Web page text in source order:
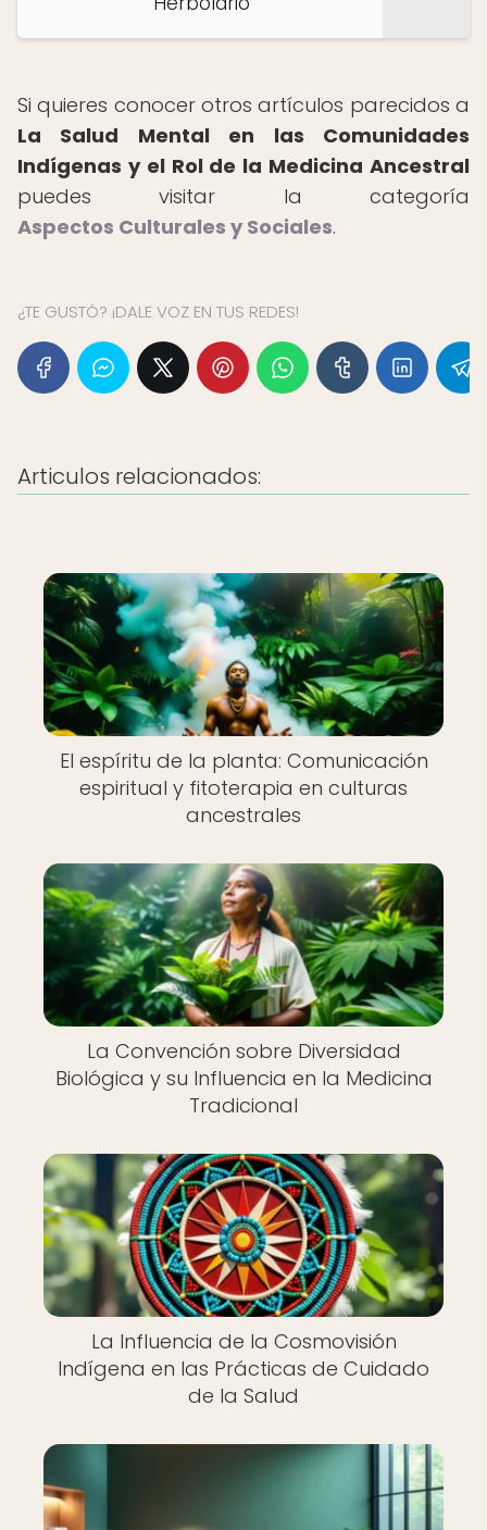
Si quieres conocer otros artículos parecidos a
La Salud Mental en las Comunidades
Indígenas y el Rol de la Medicina Ancestral
puedes visitar la categoría
Aspectos Culturales y Sociales.
¿TE GUSTÓ? ¡DALE VOZ EN TUS REDES!
Articulos relacionados:
El espíritu de la planta: Comunicación
espiritual y fitoterapia en culturas
ancestrales
La Convención sobre Diversidad
Biológica y su Influencia en la Medicina
Tradicional
La Influencia de la Cosmovisión
Indígena en las Prácticas de Cuidado
de la Salud